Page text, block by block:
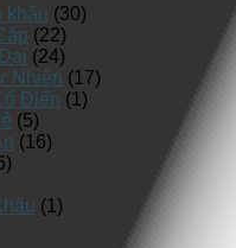
khẩu (30)
(22)
(24)
Nhiên (17)
Điển (1)
(5)
(16)
(1)